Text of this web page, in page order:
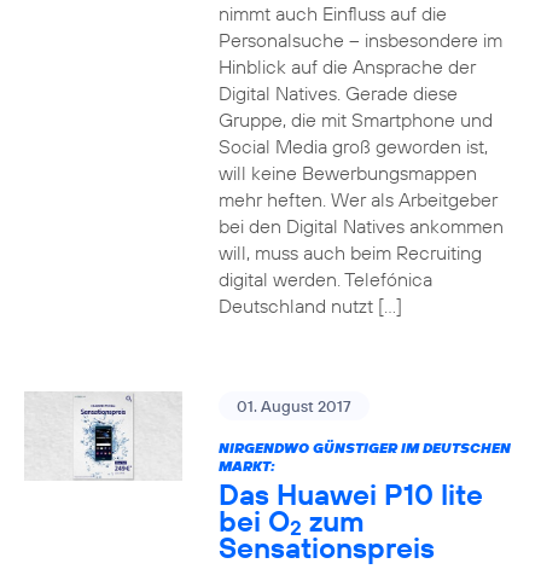
nimmt auch Einfluss auf die
Personalsuche – insbesondere im
Hinblick auf die Ansprache der
Digital Natives. Gerade diese
Gruppe, die mit Smartphone und
Social Media groß geworden ist,
will keine Bewerbungsmappen
mehr heften. Wer als Arbeitgeber
bei den Digital Natives ankommen
will, muss auch beim Recruiting
digital werden. Telefónica
Deutschland nutzt […]
01. August 2017
NIRGENDWO GÜNSTIGER IM DEUTSCHEN
MARKT:
Das Huawei P10 lite
bei O2 zum
Sensationspreis